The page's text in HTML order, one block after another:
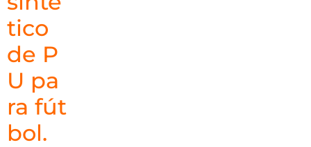
tico
de P
U pa
ra fút
bol.